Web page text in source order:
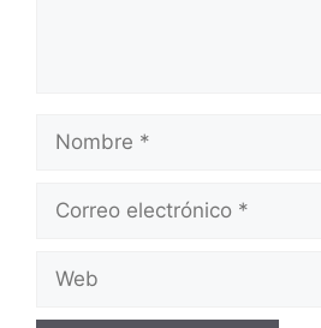
Nombre
Correo
Web